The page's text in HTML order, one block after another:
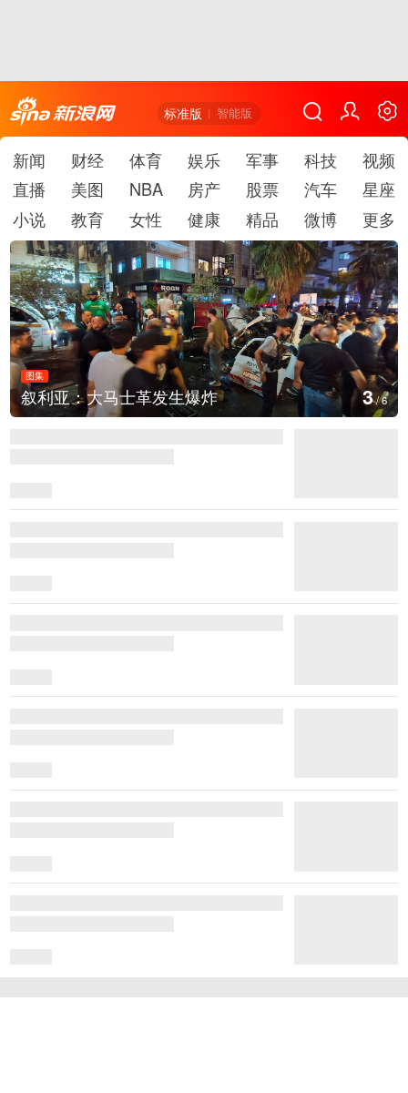
标准版 智能版
新闻 财经 体育 娱乐 军事 科技
视频
直播
美图 NBA 房产 股票 汽车
星座
小说
教育 女性 健康 精品 微博 更多
图集
云南弥勒：欢庆火把节 4/6